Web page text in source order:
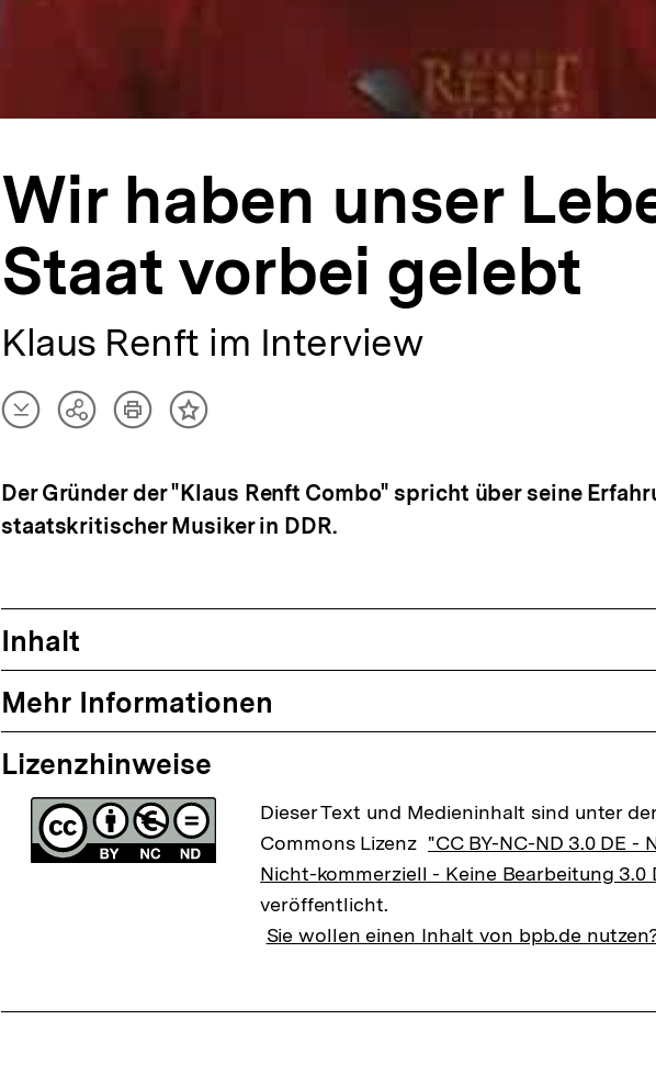
Wir haben unser
Staat vorbei gelebt
Klaus Renft im Interview
Artikel
herunterladen
TeilenArtikelInhalt
Der Gründer der "Klaus Renft Combo" spricht über seine
staatskritischer Musiker in DDR.
Inhalt
Mehr Informationen
Lizenzhinweise
Dieser Text und Medieninhalt sind unter
Commons Lizenz "CC BY-NC-ND 3.0 DE -
Nicht-kommerziell - Keine Bearbeitung 3.0
veröffentlicht.
Sie wollen einen Inhalt von bpb.de